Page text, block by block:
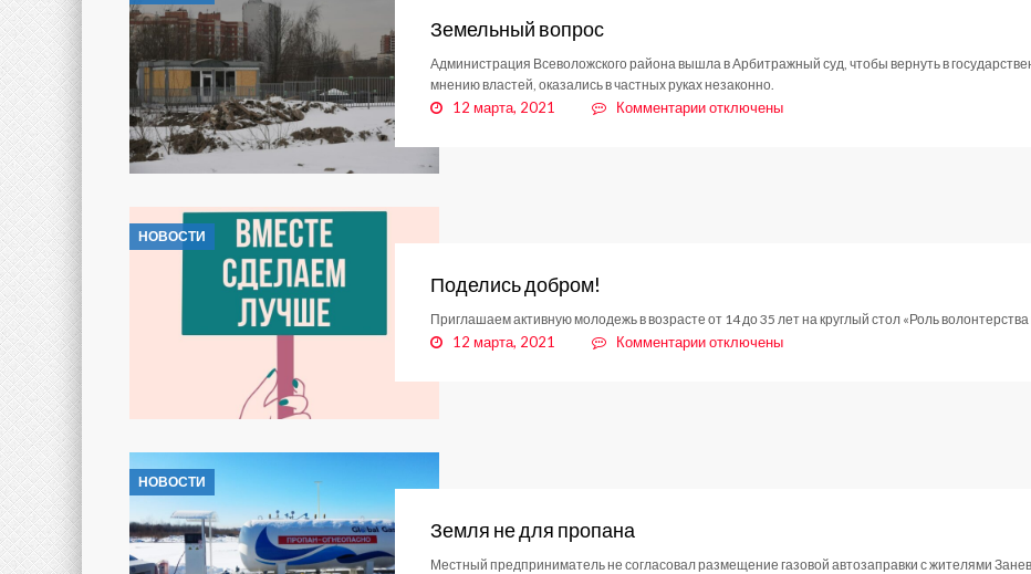
Земельный вопрос
Администрация Всеволожского района вышла в Арбитражный суд, чтобы вернуть в
мнению властей, оказались в частных руках незаконно.
12 марта, 2021 Комментариикотключены
НОВОСТИ
Поделись добром!
Приглашаем активную молодежь в возрасте от 14 до 35 лет на круглый стол «Роль
12 марта, 2021 Комментариикотключены
НОВОСТИ
Земля не для пропана
Местный предприниматель не согласовал размещение газовой автозаправки с жителями